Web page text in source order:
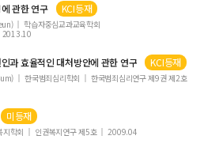
관한 연구 KCI등재
학습자중심교과교육학회
2013.10
과 효율적인 대처방안에 관한 연구 KCI등재
한국범죄심리학회
한국범죄심리연구 제9권 제2호
미등재
지학회 인권복지연구 제5호 2009.04